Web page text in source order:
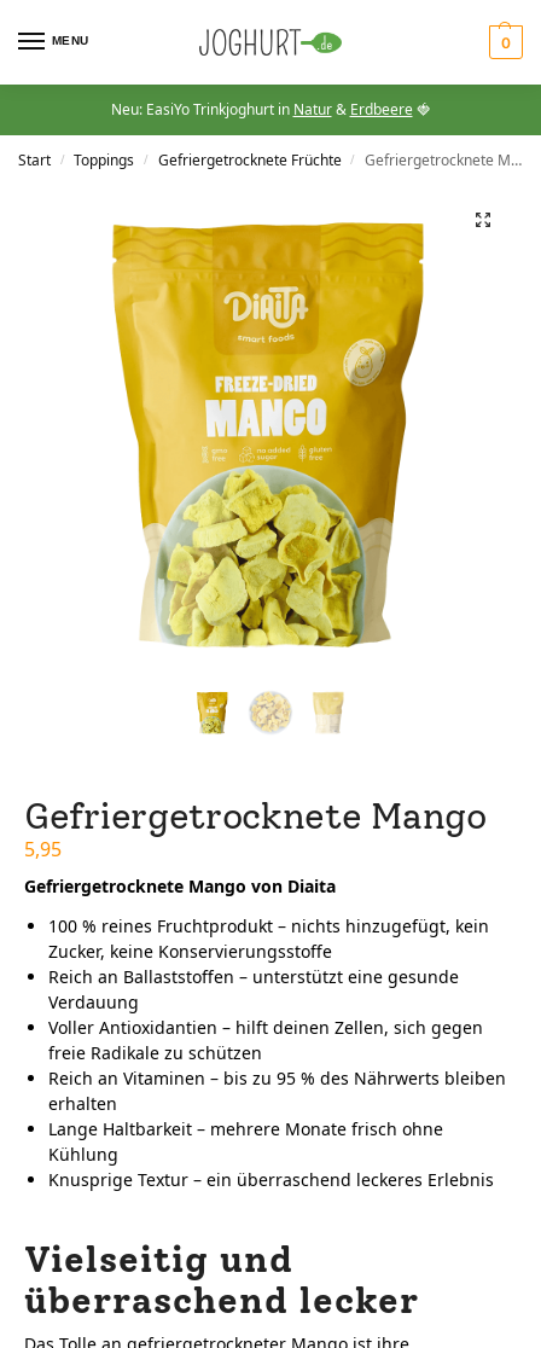
MENU 0
Neu: EasiYo Trinkjoghurt in Natur& Erdbeere🍓
Start / Toppings / Gefriergetrocknete Früchte / Gefriergetrocknete Mango
Gefriergetrocknete Mango
5,95
Gefriergetrocknete Mango von Diaita
100 % reines Fruchtprodukt – nichts hinzugefügt, kein
Zucker, keine Konservierungsstoffe
Reich an Ballaststoffen – unterstützt eine gesunde
Verdauung
Voller Antioxidantien – hilft deinen Zellen, sich gegen
freie Radikale zu schützen
Reich an Vitaminen – bis zu 95 % des Nährwerts bleiben
erhalten
Lange Haltbarkeit – mehrere Monate frisch ohne
Kühlung
Knusprige Textur – ein überraschend leckeres Erlebnis
Vielseitig und
überraschend lecker